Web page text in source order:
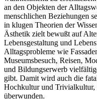
an den Objekten der
menschlichen Beziehungen
in klugen Theorien der
Ästhetik zielt bewußt auf
Lebensgestaltung und
Alltagsprobleme wie
Museumsbesuch, Reisen,
und Bildungserwerb
gibt. Damit wird auch die
Hochkultur und
überwunden.